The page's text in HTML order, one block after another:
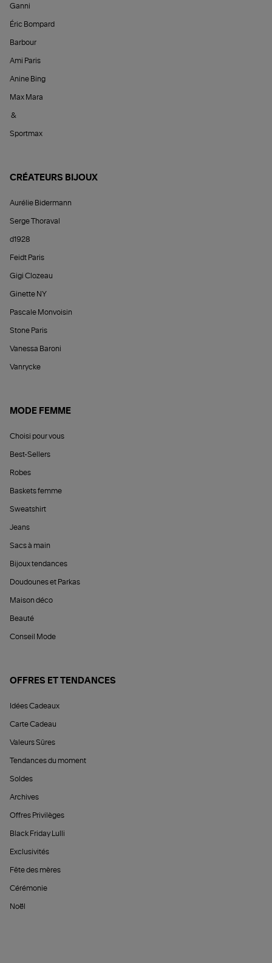
Ganni
Éric Bompard
Barbour
Ami Paris
Anine Bing
Max Mara
&
Sportmax
CRÉATEURS BIJOUX
Aurélie Bidermann
Serge Thoraval
d1928
Feidt Paris
Gigi Clozeau
Ginette NY
Pascale Monvoisin
Stone Paris
Vanessa Baroni
Vanrycke
MODE FEMME
Choisi pour vous
Best-Sellers
Robes
Baskets femme
Sweatshirt
Jeans
Sacs à main
Bijoux tendances
Doudounes et Parkas
Maison déco
Beauté
Conseil Mode
OFFRES ET TENDANCES
Idées Cadeaux
Carte Cadeau
Valeurs Sûres
Tendances du moment
Soldes
Archives
Offres Privilèges
Black Friday Lulli
Exclusivités
Fête des mères
Cérémonie
Noël